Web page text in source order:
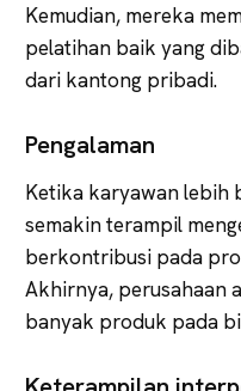
Kemudian, mereka
pelatihan baik yang
dari kantong pribadi.
Pengalaman
Ketika karyawan lebih
semakin terampil
berkontribusi pada
Akhirnya, perusahaan
banyak produk pada